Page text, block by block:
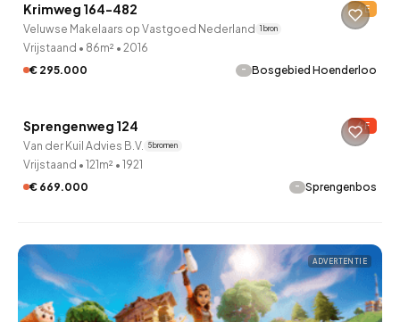
Krimweg 164-482 E
Veluwse Makelaars op Vastgoed Nederland 1 bron
Vrijstaand • 86m² • 2016
€ 295.000
- Bosgebied Hoenderloo
Sprengenweg 124 F
Van der Kuil Advies B.V. 5 bronnen
Vrijstaand • 121m² • 1921
€ 669.000
- Sprengenbos
ADVERTENTIE